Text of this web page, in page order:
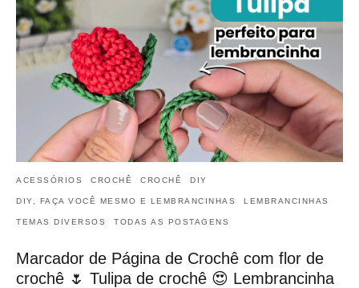
ACESSÓRIOS CROCHÊ CROCHÊ DIY
DIY, FAÇA VOCÊ MESMO E LEMBRANCINHAS LEMBRANCINHAS
TEMAS DIVERSOS TODAS AS POSTAGENS
Marcador de Página de Crochê com flor de
crochê 🌷 Tulipa de crochê 😍 Lembrancinha